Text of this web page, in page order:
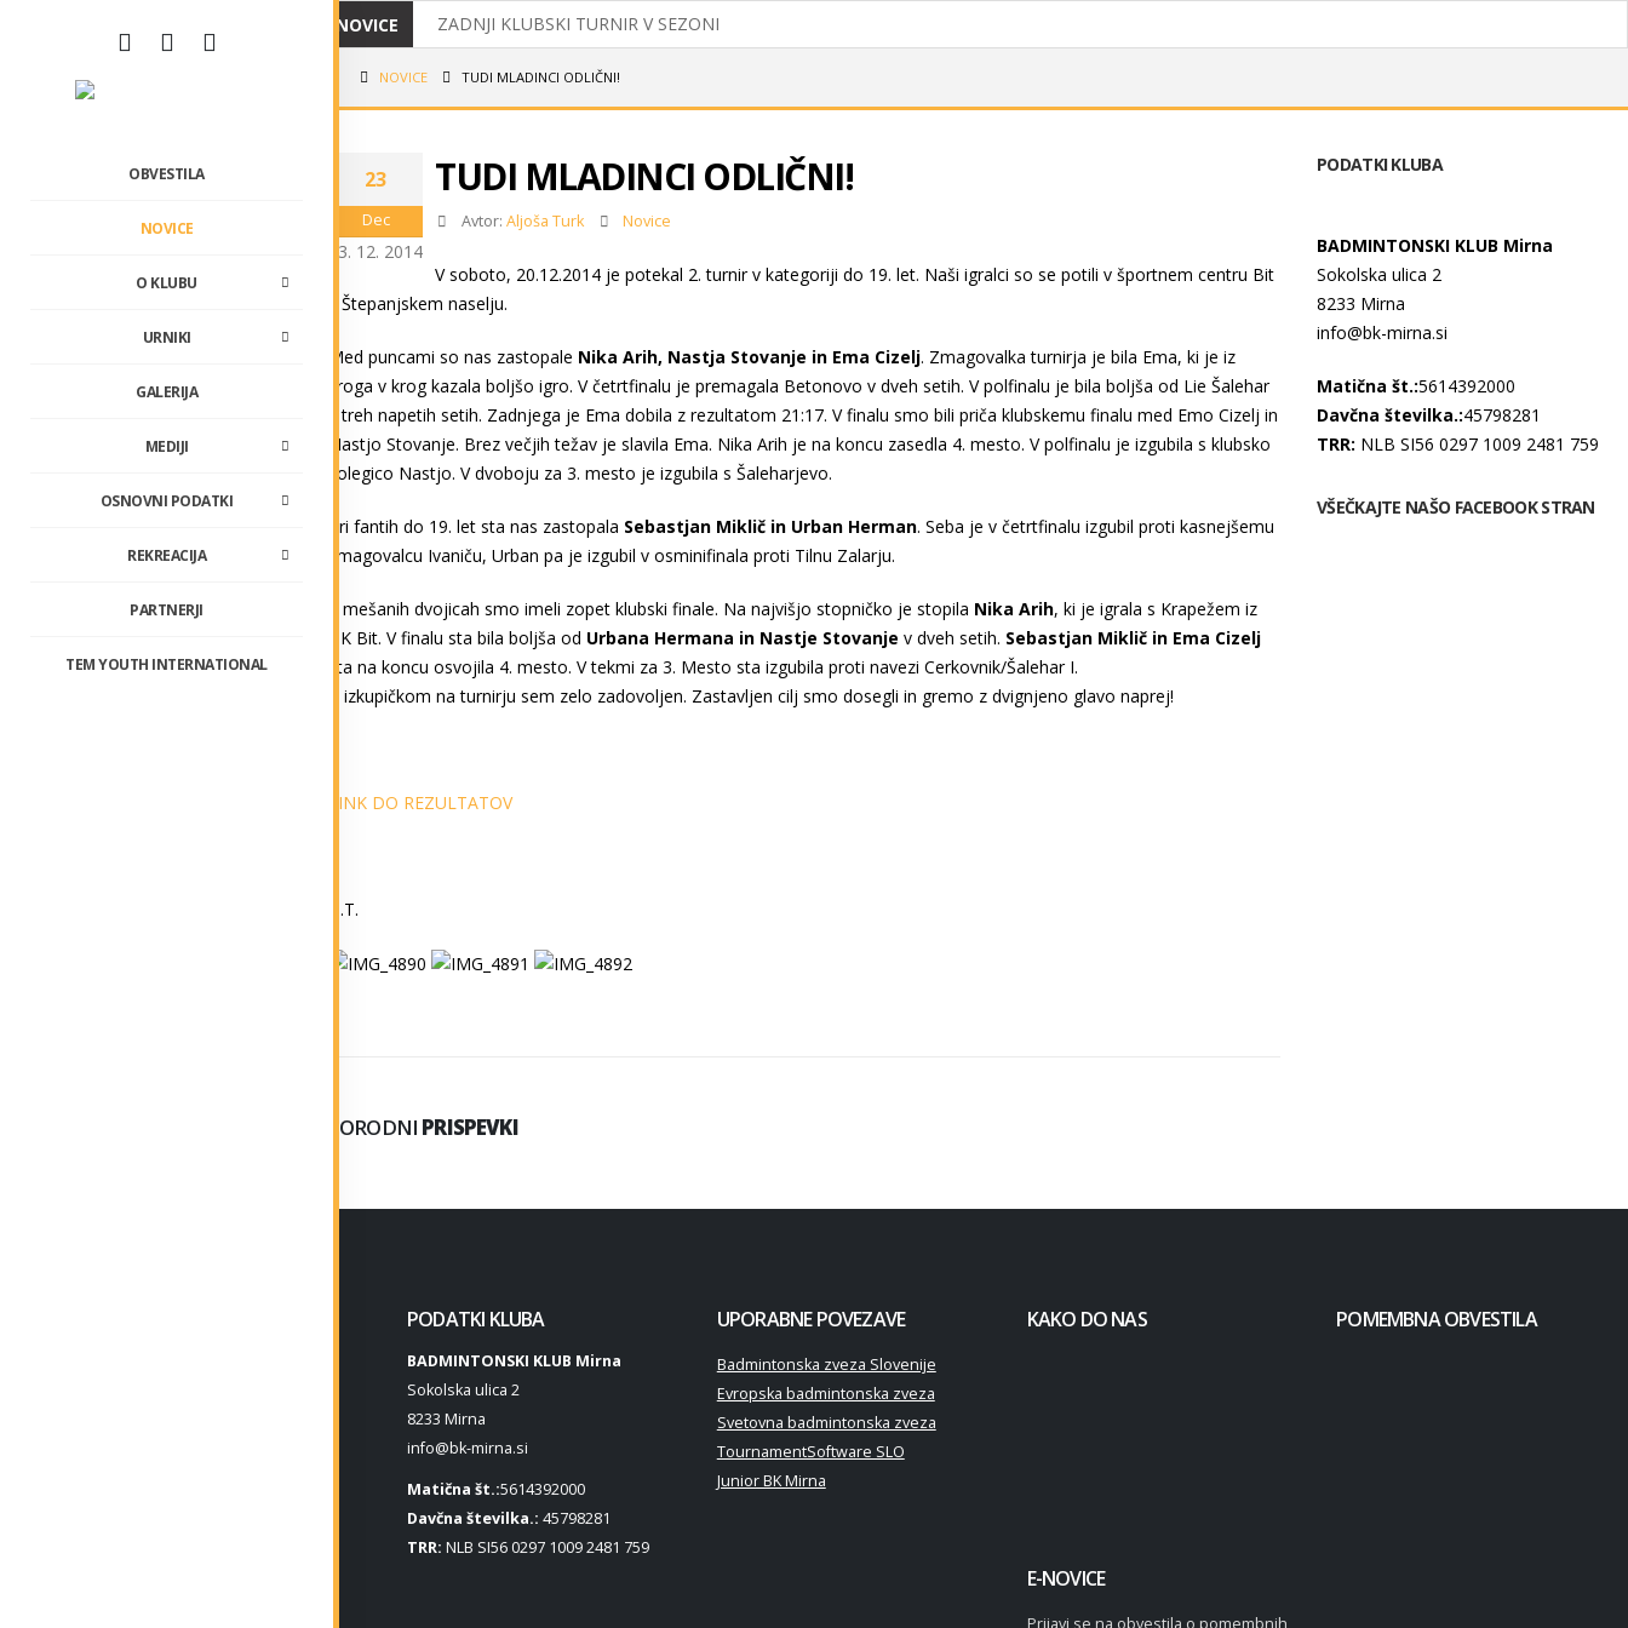
NOVICE ZADNJI KLUBSKI TURNIR V SEZONI
MIRNČANI ODNESLI IZ KOROŠKE DVA NASLOVA DRŽAVNEGA PRVAKA U11
USPEHI NAŠIH BADMINTONISTOV
VABILO NA REDNI ZBOR ČLANOV 2026
LIGAŠI V POLFINALU, NAJMLAJŠI USPEŠNI V MEDVODAH
TRADICIONALNI KLUBSKI BOWLING
OBVESTILA
NOVICE
O KLUBU
URNIKI
GALERIJA
MEDIJI
OSNOVNI PODATKI
REKREACIJA
PARTNERJI
TEM YOUTH INTERNATIONAL
NOVICE TUDI MLADINCI ODLIČNI!
23
Dec
23. 12. 2014
TUDI MLADINCI ODLIČNI!
Avtor: Aljoša Turk Novice
V soboto, 20.12.2014 je potekal 2. turnir v kategoriji do 19. let. Naši igralci so se potili v športnem centru Bit
v Štepanjskem naselju.
Med puncami so nas zastopale Nika Arih, Nastja Stovanje in Ema Cizelj. Zmagovalka turnirja je bila Ema, ki je iz
kroga v krog kazala boljšo igro. V četrtfinalu je premagala Betonovo v dveh setih. V polfinalu je bila boljša od Lie Šalehar
v treh napetih setih. Zadnjega je Ema dobila z rezultatom 21:17. V finalu smo bili priča klubskemu finalu med Emo Cizelj in
Nastjo Stovanje. Brez večjih težav je slavila Ema. Nika Arih je na koncu zasedla 4. mesto. V polfinalu je izgubila s klubsko
kolegico Nastjo. V dvoboju za 3. mesto je izgubila s Šaleharjevo.
Pri fantih do 19. let sta nas zastopala Sebastjan Miklič in Urban Herman. Seba je v četrtfinalu izgubil proti kasnejšemu
zmagovalcu Ivaniču, Urban pa je izgubil v osminifinala proti Tilnu Zalarju.
V mešanih dvojicah smo imeli zopet klubski finale. Na najvišjo stopničko je stopila Nika Arih, ki je igrala s Krapežem iz
BK Bit. V finalu sta bila boljša od Urbana Hermana in Nastje Stovanje v dveh setih. Sebastjan Miklič in Ema Cizelj
sta na koncu osvojila 4. mesto. V tekmi za 3. Mesto sta izgubila proti navezi Cerkovnik/Šalehar I.
Z izkupičkom na turnirju sem zelo zadovoljen. Zastavljen cilj smo dosegli in gremo z dvignjeno glavo naprej!
LINK DO REZULTATOV
U.T.
SORODNI PRISPEVKI
PODATKI KLUBA
BADMINTONSKI KLUB Mirna
Sokolska ulica 2
8233 Mirna
info@bk-mirna.si
Matična št.:5614392000
Davčna številka.:45798281
TRR: NLB SI56 0297 1009 2481 759
VŠEČKAJTE NAŠO FACEBOOK STRAN
PODATKI KLUBA
BADMINTONSKI KLUB Mirna
Sokolska ulica 2
8233 Mirna
info@bk-mirna.si
Matična št.:5614392000
Davčna številka.: 45798281
TRR: NLB SI56 0297 1009 2481 759
UPORABNE POVEZAVE
Badmintonska zveza Slovenije
Evropska badmintonska zveza
Svetovna badmintonska zveza
TournamentSoftware SLO
Junior BK Mirna
KAKO DO NAS
E-NOVICE
POMEMBNA OBVESTILA